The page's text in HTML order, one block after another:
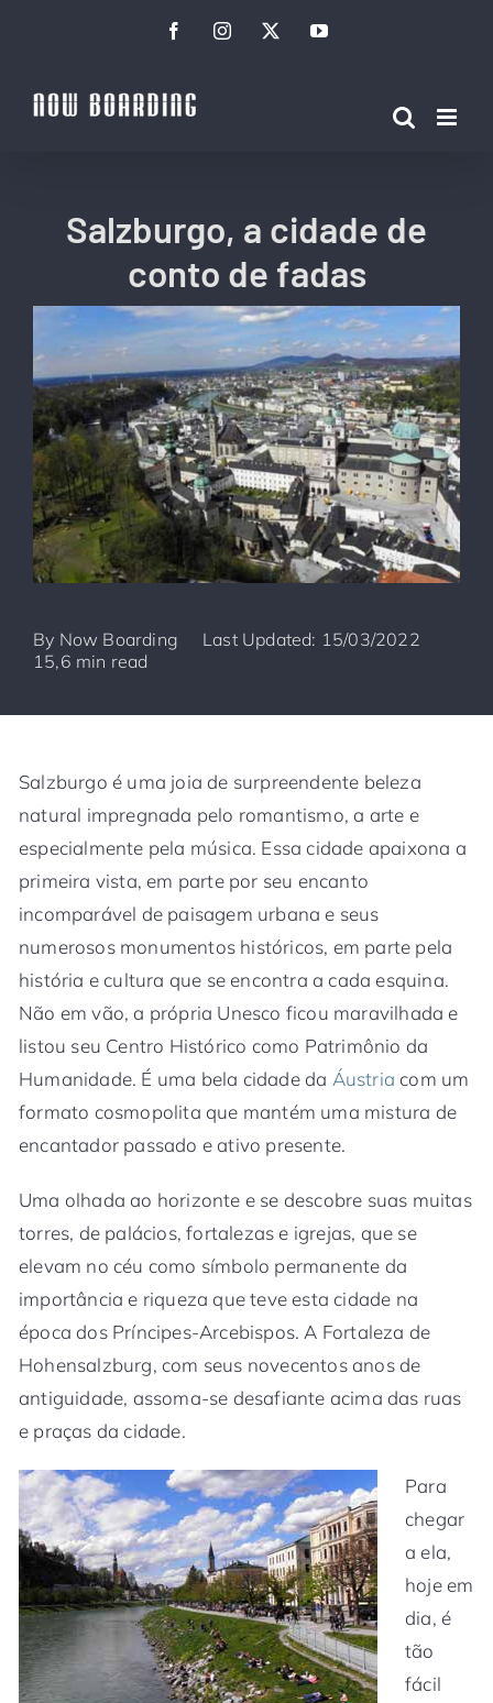
conteúdo
FacebookInstagramTwitterYouTube
Salzburgo, a cidade de
conto de fadas
By Now Boarding
Last Updated: 15/03/2022
15,6 min read
Salzburgo é uma joia de surpreendente beleza
natural impregnada pelo romantismo, a arte e
especialmente pela música. Essa cidade apaixona a
primeira vista, em parte por seu encanto
incomparável de paisagem urbana e seus
numerosos monumentos históricos, em parte pela
história e cultura que se encontra a cada esquina.
Não em vão, a própria Unesco ficou maravilhada e
listou seu Centro Histórico como Patrimônio da
Humanidade. É uma bela cidade da Áustria com um
formato cosmopolita que mantém uma mistura de
encantador passado e ativo presente.
Uma olhada ao horizonte e se descobre suas muitas
torres, de palácios, fortalezas e igrejas, que se
elevam no céu como símbolo permanente da
importância e riqueza que teve esta cidade na
época dos Príncipes-Arcebispos. A Fortaleza de
Hohensalzburg, com seus novecentos anos de
antiguidade, assoma-se desafiante acima das ruas
e praças da cidade.
Para
chegar
a ela,
hoje em
dia, é
tão
fácil